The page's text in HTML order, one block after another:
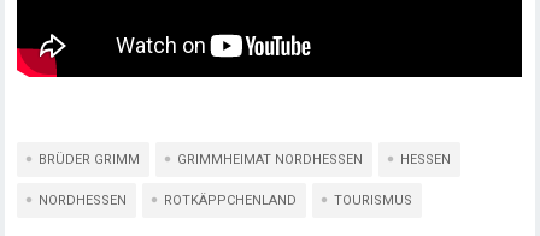
BRÜDER GRIMM GRIMMHEIMAT NORDHESSEN HESSEN
NORDHESSEN ROTKÄPPCHENLAND TOURISMUS